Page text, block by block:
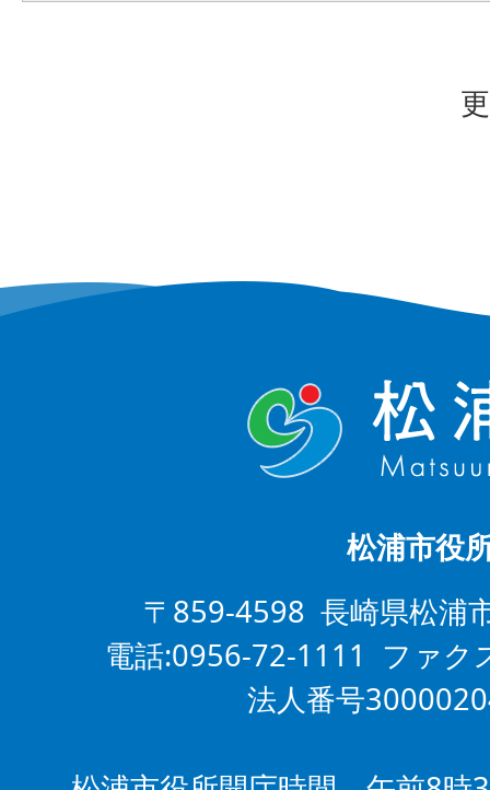
松浦市役
〒859-4598 長崎県松浦
電話:0956-72-1111 ファ
法人番号